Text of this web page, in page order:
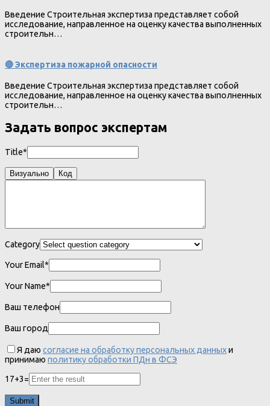
Введение Строительная экспертиза представляет собой
исследование, направленное на оценку качества выполненных
строительн…
🔴 Экспертиза пожарной опасности
Введение Строительная экспертиза представляет собой
исследование, направленное на оценку качества выполненных
строительн…
Задать вопрос экспертам
Title*
Визуально Код
Category
Your Email*
Your Name*
Ваш телефон
Ваш город
Я даю согласие на обработку персональных данныхи
принимаю политику обработки ПДн в ФСЭ
17+3=